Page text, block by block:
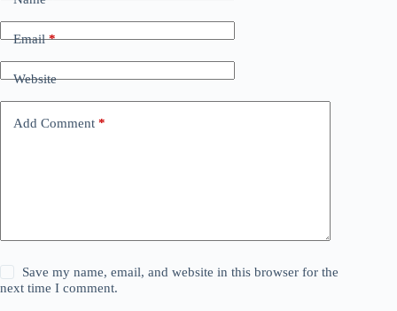
Email*
Website
Add Comment *
Save my name, email, and website in this browser for the
next time I comment.